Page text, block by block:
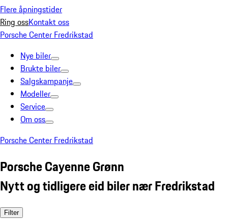
Flere åpningstider
Ring ossKontakt oss
Porsche Center Fredrikstad
Nye biler
Brukte biler
Salgskampanje
Modeller
Service
Om oss
Porsche Center Fredrikstad
Porsche Cayenne Grønn
Nytt og tidligere eid biler nær Fredrikstad
Filter